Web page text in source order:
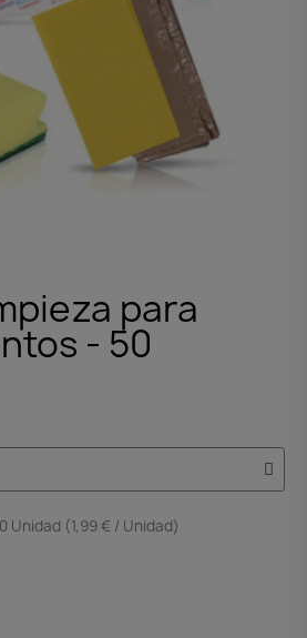
para
- 50
Unidad (1,99 € / Unidad)